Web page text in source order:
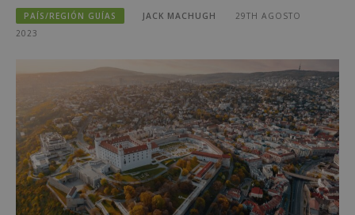
Planifique un nuevo viaje
PAÍS/REGIÓN GUÍAS JACK MACHUGH
29TH AGOSTO
2023